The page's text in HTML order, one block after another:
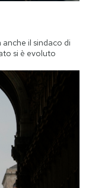
il sindaco di
si è evoluto